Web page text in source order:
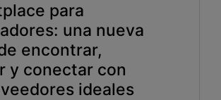
Hablemos
para
una nueva
encontrar,
y conectar con
ideales